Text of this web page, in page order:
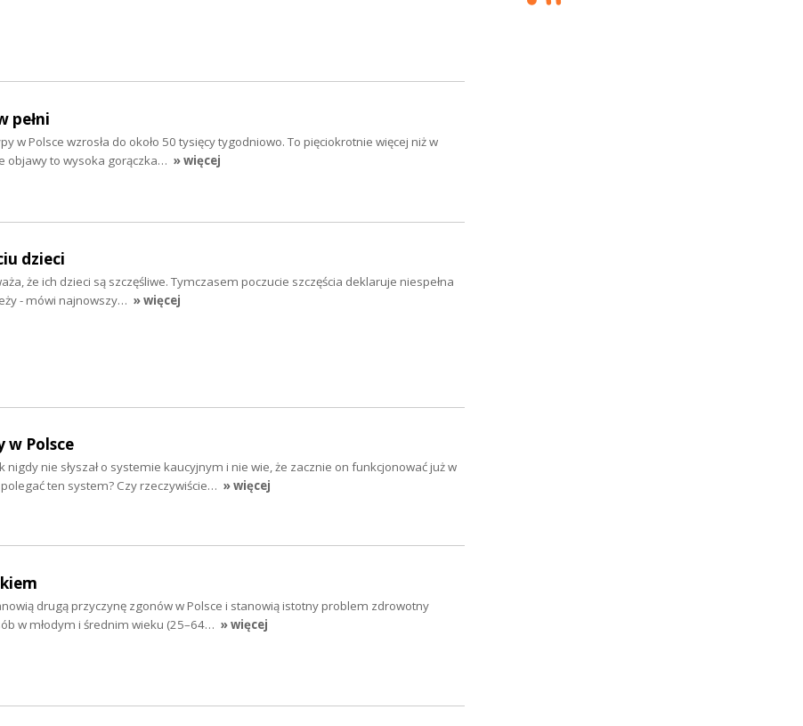
pełni
w Polsce wzrosła do około 50 tysięcy tygodniowo. To pięciokrotnie więcej niż w
objawy to wysoka gorączka… » więcej
dzieci
że ich dzieci są szczęśliwe. Tymczasem poczucie szczęścia deklaruje niespełna
- mówi najnowszy… » więcej
w Polsce
nigdy nie słyszał o systemie kaucyjnym i nie wie, że zacznie on funkcjonować już w
ten system? Czy rzeczywiście… » więcej
drugą przyczynę zgonów w Polsce i stanowią istotny problem zdrowotny
w młodym i średnim wieku (25–64… » więcej